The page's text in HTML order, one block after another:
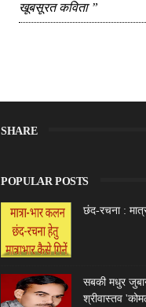
खूबसूरत कविता ”
SHARE
POPULAR POSTS
छंद-रचना :
सबकी मधुर
श्रीवास्तव